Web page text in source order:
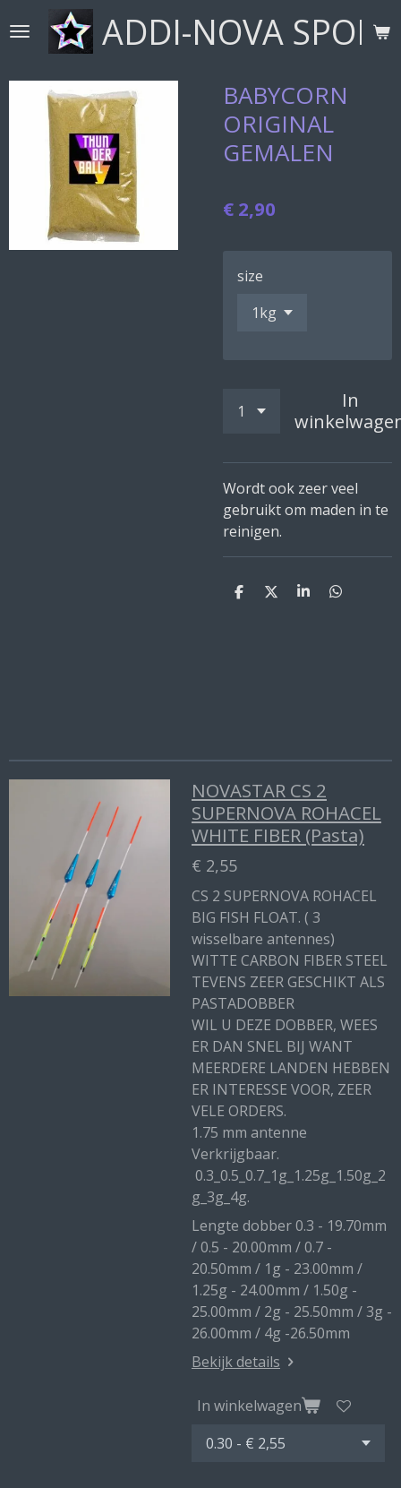
direct
de
hoofdinhoud
ADDI-NOVA
BABYCORN
ORIGINAL
GEMALEN
€ 2,90
size
In
Wordt ook zeer veel
gebruikt om maden in te
reinigen.
D
D
S
D
NOVASTAR CS 2
SUPERNOVA ROHACEL
WHITE FIBER (Pasta)
€ 2,55
CS 2 SUPERNOVA ROHACEL
BIG FISH FLOAT. ( 3
wisselbare antennes)
WITTE CARBON FIBER STEEL
TEVENS ZEER GESCHIKT ALS
PASTADOBBER
WIL U DEZE DOBBER, WEES
ER DAN SNEL BIJ WANT
MEERDERE LANDEN HEBBEN
ER INTERESSE VOOR, ZEER
VELE ORDERS.
1.75 mm antenne
Verkrijgbaar.
0.3_0.5_0.7_1g_1.25g_1.50g_2
g_3g_4g.
Lengte dobber 0.3 - 19.70mm
/ 0.5 - 20.00mm / 0.7 -
20.50mm / 1g - 23.00mm /
1.25g - 24.00mm / 1.50g -
25.00mm / 2g - 25.50mm / 3g -
26.00mm / 4g -26.50mm
Bekijk details
In winkelwagen